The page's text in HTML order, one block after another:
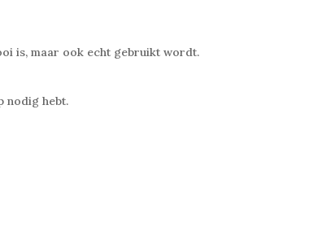
is, maar ook echt gebruikt wordt.
nodig hebt.